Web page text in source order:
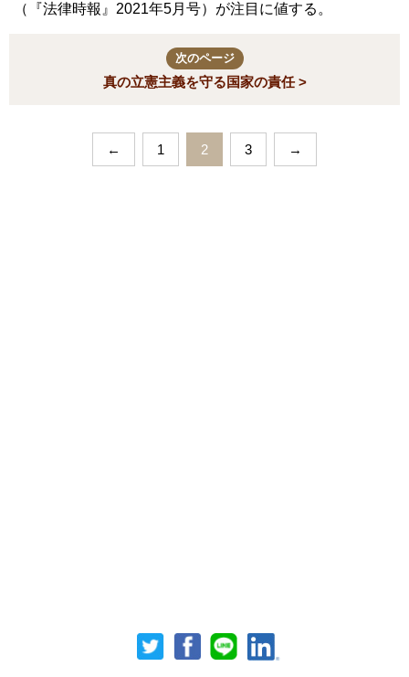
（『法律時報』2021年5月号）が注目に値する。
次のページ
真の立憲主義を守る国家の責任 >
← 1 2 3 →